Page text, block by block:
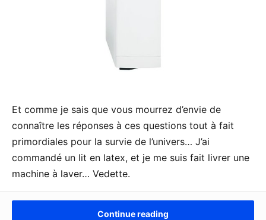
Et comme je sais que vous mourrez d’envie de
connaître les réponses à ces questions tout à fait
primordiales pour la survie de l’univers… J’ai
commandé un lit en latex, et je me suis fait livrer une
machine à laver… Vedette.
Continue reading